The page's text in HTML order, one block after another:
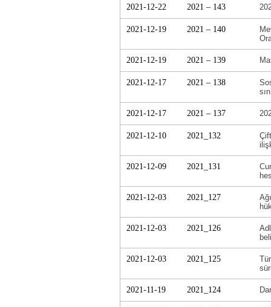
2021-12-22 2021 – 143
2021-12-19 2021 – 140
2021-12-19 2021 – 139
2021-12-17 2021 – 138
2021-12-17 2021 – 137
2021-12-10 2021_132
2021-12-09 2021_131
2021-12-03 2021_127
2021-12-03 2021_126
2021-12-03 2021_125
2021-11-19 2021_124